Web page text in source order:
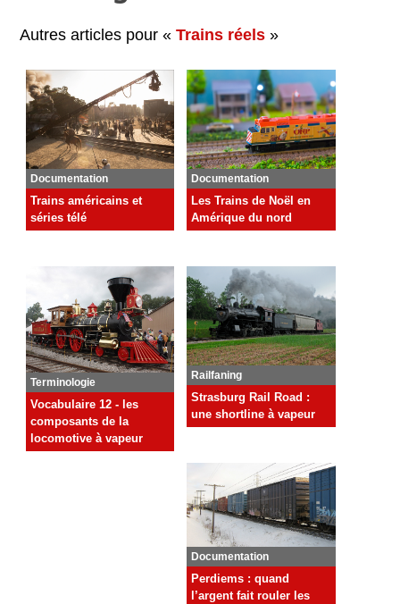
Autres articles pour « Trains réels »
Documentation
Trains américains et
séries télé
Documentation
Les Trains de Noël en
Amérique du nord
Terminologie
Vocabulaire 12 - les
composants de la
locomotive à vapeur
Railfaning
Strasburg Rail Road :
une shortline à vapeur
Documentation
Perdiems : quand
l’argent fait rouler les